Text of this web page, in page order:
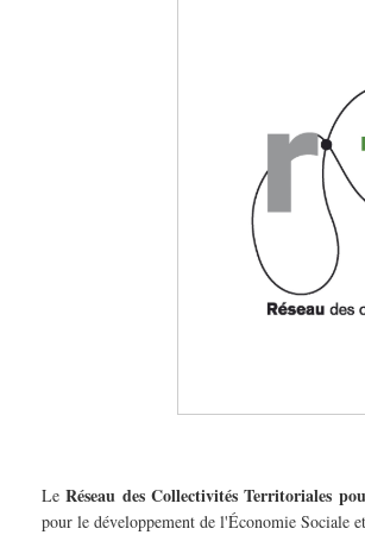
LeRéseau des Collectivités Territoriales
pour le développement de l'Économie Sociale